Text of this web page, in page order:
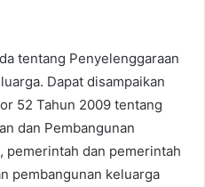
tentang Penyelenggaraan
Dapat disampaikan
52 Tahun 2009 tentang
dan Pembangunan
pemerintah dan pemerintah
pembangunan keluarga